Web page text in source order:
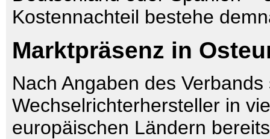
Kostennachteil bestehe
Marktpräsenz in
Nach Angaben des
Wechselrichterhersteller in
europäischen Ländern